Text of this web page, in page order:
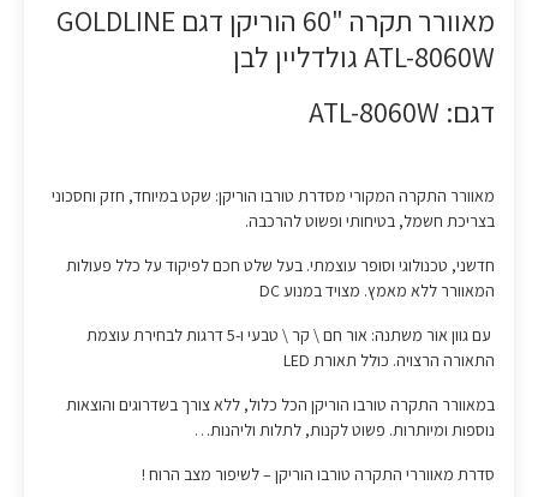
מאוורר תקרה "60 הוריקן דגם GOLDLINE
ATL-8060W גולדליין לבן
דגם: ATL-8060W
מאוורר התקרה המקורי מסדרת טורבו הוריקן: שקט במיוחד, חזק וחסכוני
בצריכת חשמל, בטיחותי ופשוט להרכבה.
חדשני, טכנולוגי וסופר עוצמתי. בעל שלט חכם לפיקוד על כלל פעולות
המאוורר ללא מאמץ. מצויד במנוע DC
עם גוון אור משתנה: אור חם \ קר \ טבעי ו-5 דרגות לבחירת עוצמת
התאורה הרצויה. כולל תאורת LED
במאוורר התקרה טורבו הוריקן הכל כלול, ללא צורך בשדרוגים והוצאות
נוספות ומיותרות. פשוט לקנות, לתלות וליהנות…
סדרת מאווררי התקרה טורבו הוריקן – לשיפור מצב הרוח !